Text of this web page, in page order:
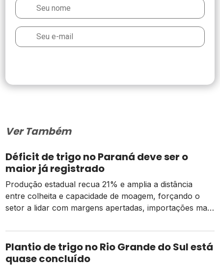
Ver Também
Déficit de trigo no Paraná deve ser o
maior já registrado
Produção estadual recua 21% e amplia a distância
entre colheita e capacidade de moagem, forçando o
setor a lidar com margens apertadas, importações mais
Plantio de trigo no Rio Grande do Sul está
quase concluído